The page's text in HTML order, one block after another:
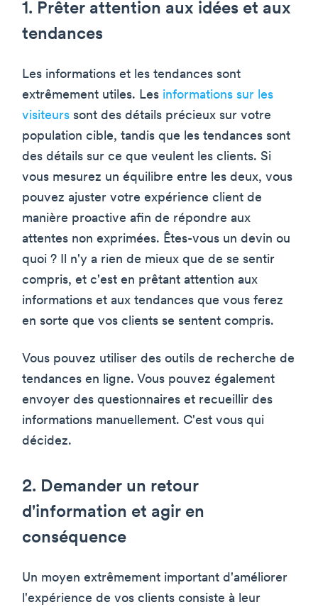
1. Prêter attention aux idées et aux
tendances
Les informations et les tendances sont
extrêmement utiles. Les informations sur les
visiteurs sont des détails précieux sur votre
population cible, tandis que les tendances sont
des détails sur ce que veulent les clients. Si
vous mesurez un équilibre entre les deux, vous
pouvez ajuster votre expérience client de
manière proactive afin de répondre aux
attentes non exprimées. Êtes-vous un devin ou
quoi ? Il n'y a rien de mieux que de se sentir
compris, et c'est en prêtant attention aux
informations et aux tendances que vous ferez
en sorte que vos clients se sentent compris.
Vous pouvez utiliser des outils de recherche de
tendances en ligne. Vous pouvez également
envoyer des questionnaires et recueillir des
informations manuellement. C'est vous qui
décidez.
2. Demander un retour
d'information et agir en
conséquence
Un moyen extrêmement important d'améliorer
l'expérience de vos clients consiste à leur